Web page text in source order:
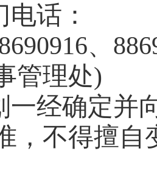
电话：
、
管理处)
一经确定并
，不得擅自